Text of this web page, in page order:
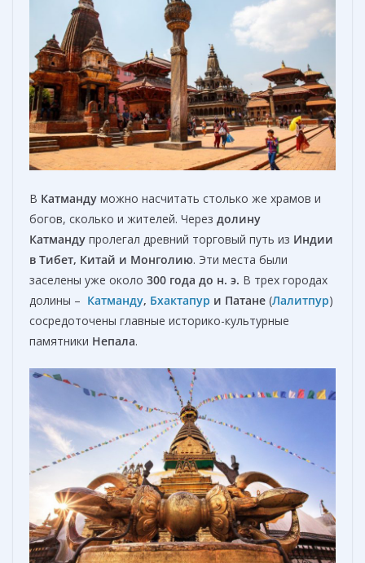
В Катманду можно насчитать столько же храмов и
богов, сколько и жителей. Через долину
Катманду пролегал древний торговый путь из Индии
в Тибет, Китай и Монголию. Эти места были
заселены уже около 300 года до н. э. В трех городах
долины – Катманду, Бхактапур и Патане (Лалитпур)
сосредоточены главные историко-культурные
памятники Непала.